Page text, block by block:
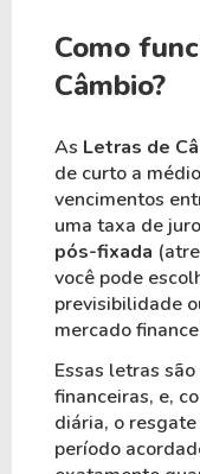
Como
Câmbio?
As Letras de
de curto a
vencimentos
uma taxa de
pós-fixada
você pode
previsibilidade
mercado
Essas letras
financeiras, e,
diária, o
período